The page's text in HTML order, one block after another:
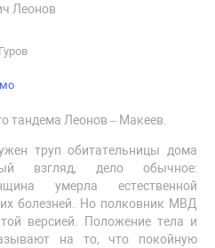
Леонов
тандема Леонов – Макеев.
труп обитательницы дома
взгляд, дело обычное:
умерла естественной
болезней. Но полковник МВД
версией. Положение тела и
на то, что покойную